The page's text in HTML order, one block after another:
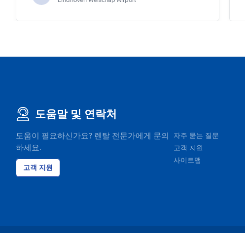
도움말 및 연락처
도움이 필요하신가요? 렌탈 전문가에게 문의
하세요.
고객 지원
자주 묻는 질문
고객 지원
사이트맵